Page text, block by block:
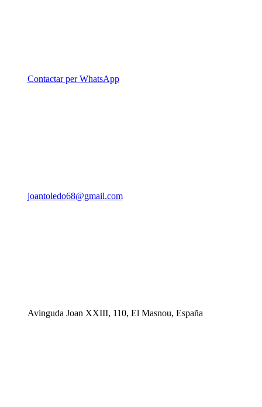
Contactar per WhatsApp
joantoledo68@gmail.com
Avinguda Joan XXIII, 110, El Masnou, España